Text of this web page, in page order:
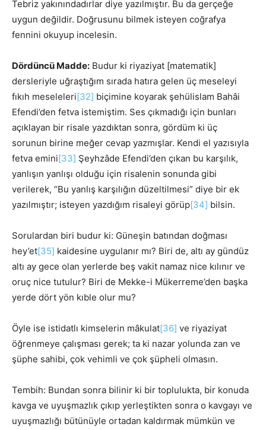
Tebriz yakınındadırlar diye yazılmıştır. Bu da gerçeğe
uygun değildir. Doğrusunu bilmek isteyen coğrafya
fennini okuyup incelesin.
Dördüncü Madde: Budur ki riyaziyat [matematik]
dersleriyle uğraştığım sırada hatıra gelen üç meseleyi
fıkıh meseleleri[32] biçimine koyarak şehülislam Bahâi
Efendi’den fetva istemiştim. Ses çıkmadığı için bunları
açıklayan bir risale yazdıktan sonra, gördüm ki üç
sorunun birine meğer cevap yazmışlar. Kendi el yazısıyla
fetva emini[33] Şeyhzâde Efendi’den çıkan bu karşılık,
yanlışın yanlışı olduğu için risalenin sonunda gibi
verilerek, “Bu yanlış karşılığın düzeltilmesi” diye bir ek
yazılmıştır; isteyen yazdığım risaleyi görüp[34] bilsin.
Sorulardan biri budur ki: Güneşin batından doğması
hey’et[35] kaidesine uygulanır mı? Biri de, altı ay gündüz
altı ay gece olan yerlerde beş vakit namaz nice kılınır ve
oruç nice tutulur? Biri de Mekke-i Mükerreme’den başka
yerde dört yön kıble olur mu?
Öyle ise istidatlı kimselerin mâkulat[36] ve riyaziyat
öğrenmeye çalışması gerek; ta ki nazar yolunda zan ve
şüphe sahibi, çok vehimli ve çok şüpheli olmasın.
Tembih: Bundan sonra bilinir ki bir toplulukta, bir konuda
kavga ve uyuşmazlık çıkıp yerleştikten sonra o kavgayı ve
uyuşmazlığı bütünüyle ortadan kaldırmak mümkün ve